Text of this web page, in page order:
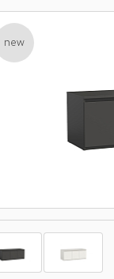
new